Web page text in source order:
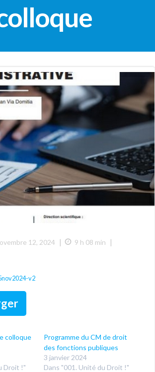
12, 2024 | 9 h 08 min |
v2
colloque
Droit !"
Programme du CM de droit
des fonctions publiques
3 janvier 2024
Dans "001. Unité du Droit !"